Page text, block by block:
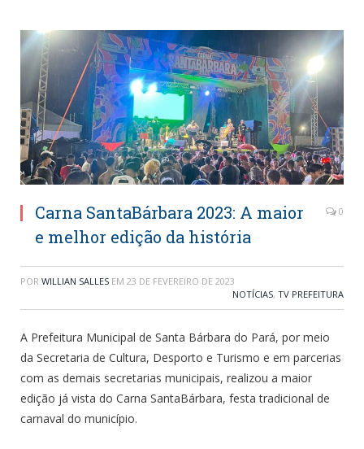
Carna SantaBárbara 2023: A maior
e melhor edição da história
0
POR WILLIAN SALLES EM 23 DE FEVEREIRO DE 2023
NOTÍCIAS, TV PREFEITURA
A Prefeitura Municipal de Santa Bárbara do Pará, por meio
da Secretaria de Cultura, Desporto e Turismo e em parcerias
com as demais secretarias municipais, realizou a maior
edição já vista do Carna SantaBárbara, festa tradicional de
carnaval do município.